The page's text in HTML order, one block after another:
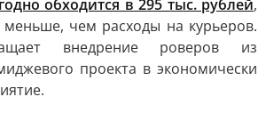
обходится в 295 тыс. рублей,
меньше, чем расходы на курьеров.
внедрение роверов из
проекта в экономически